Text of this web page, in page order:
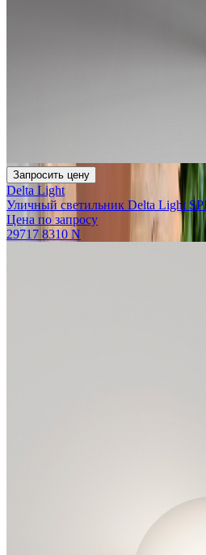
Запросить цену
Delta Light
Уличный светильник Delta Light
Цена по запросу
29717 8310 N